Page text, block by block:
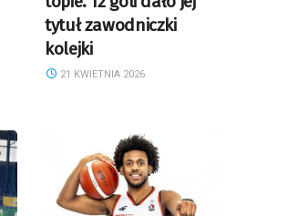
tytuł zawodniczki
kolejki
21 KWIETNIA 2026